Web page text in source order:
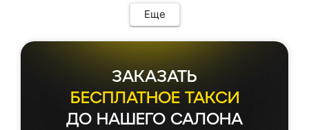
Еще
ЗАКАЗАТЬ
БЕСПЛАТНОЕ ТАКСИ
ДО НАШЕГО САЛОНА